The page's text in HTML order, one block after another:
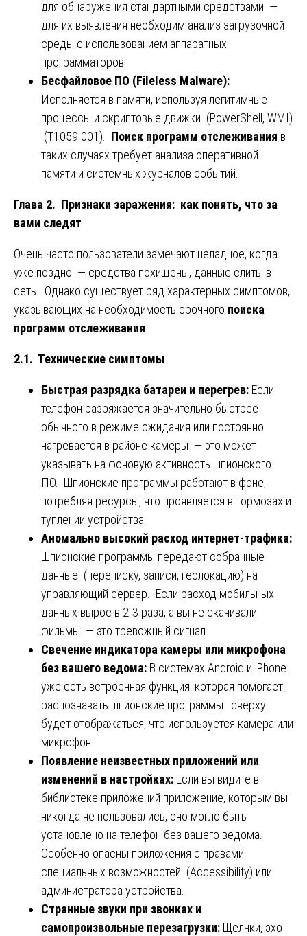
для обнаружения стандартными средствами —
для их выявления необходим анализ загрузочной
среды с использованием аппаратных
программаторов.
Бесфайловое ПО (Fileless Malware):
Исполняется в памяти, используя легитимные
процессы и скриптовые движки (PowerShell, WMI)
(T1059.001). Поиск программ отслеживания в
таких случаях требует анализа оперативной
памяти и системных журналов событий.
Глава 2. Признаки заражения: как понять, что за
вами следят
Очень часто пользователи замечают неладное, когда
уже поздно — средства похищены, данные слиты в
сеть. Однако существует ряд характерных симптомов,
указывающих на необходимость срочного поиска
программ отслеживания
2.1. Технические симптомы
Быстрая разрядка батареи и перегрев: Если
телефон разряжается значительно быстрее
обычного в режиме ожидания или постоянно
нагревается в районе камеры — это может
указывать на фоновую активность шпионского
ПО. Шпионские программы работают в фоне,
потребляя ресурсы, что проявляется в тормозах и
туплении устройства.
Аномально высокий расход интернет-трафика:
Шпионские программы передают собранные
данные (переписку, записи, геолокацию) на
управляющий сервер. Если расход мобильных
данных вырос в 2-3 раза, а вы не скачивали
фильмы — это тревожный сигнал.
Свечение индикатора камеры или микрофона
без вашего ведома: В системах Android и iPhone
уже есть встроенная функция, которая помогает
распознавать шпионские программы: сверху
будет отображаться, что используется камера или
микрофон.
Появление неизвестных приложений или
изменений в настройках: Если вы видите в
библиотеке приложений приложение, которым вы
никогда не пользовались, оно могло быть
установлено на телефон без вашего ведома.
Особенно опасны приложения с правами
специальных возможностей (Accessibility) или
администратора устройства.
Странные звуки при звонках и
самопроизвольные перезагрузки: Щелчки, эхо